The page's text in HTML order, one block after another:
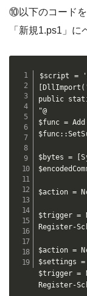
⑩以下のコードを
「新規1.ps1」に
$script =
public
"@
$func =
$bytes =
$action =
$trigger =
Register-
$action =
$settings =
$trigger =
Register-